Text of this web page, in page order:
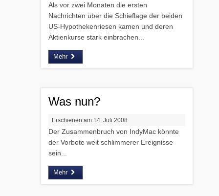
Als vor zwei Monaten die ersten
Nachrichten über die Schieflage der beiden
US-Hypothekenriesen kamen und deren
Aktienkurse stark einbrachen...
Mehr
Was nun?
Erschienen am 14. Juli 2008
Der Zusammenbruch von IndyMac könnte
der Vorbote weit schlimmerer Ereignisse
sein...
Mehr